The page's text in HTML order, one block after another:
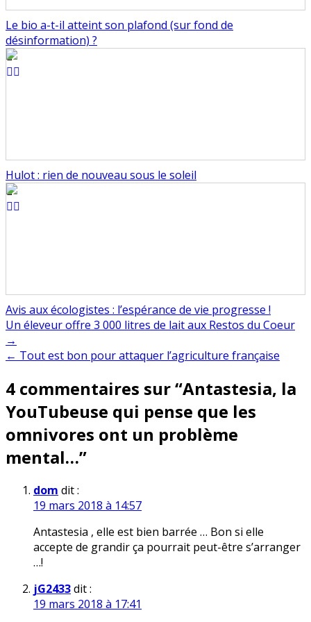
Le bio a-t-il atteint son plafond (sur fond de
désinformation) ?
Hulot : rien de nouveau sous le soleil
Avis aux écologistes : l’espérance de vie progresse !
Navigation
de
Un éleveur offre 3 000 litres de lait aux Restos du Coeur
→
← Tout est bon pour attaquer l’agriculture française
4 commentaires sur “Antastesia, la
YouTubeuse qui pense que les
omnivores ont un problème
mental…”
dom dit :
19 mars 2018 à 14:57
Antastesia , elle est bien barrée … Bon si elle
accepte de grandir ça pourrait peut-être s’arranger
…!
jG2433dit :
19 mars 2018 à 17:41